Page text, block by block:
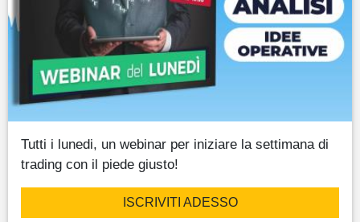
Tutti i lunedi, un webinar per iniziare la settimana di
trading con il piede giusto!
ISCRIVITI ADESSO